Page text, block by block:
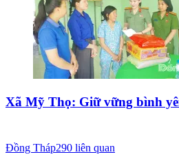
Xã Mỹ Thọ: Giữ vững bình
Đồng Tháp290 liên quan